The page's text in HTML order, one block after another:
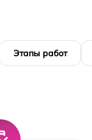
Этапы работ